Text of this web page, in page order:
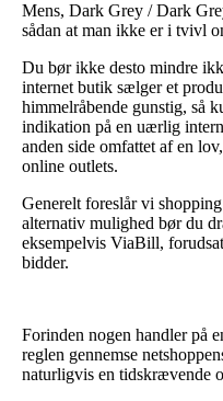
Mens, Dark Grey / Dark
sådan at man ikke er i tvivl
Du bør ikke desto mindre
internet butik sælger et
himmelråbende gunstig, så
indikation på en uærlig
anden side omfattet af en
online outlets.
Generelt foreslår vi
alternativ mulighed bør du
eksempelvis ViaBill,
bidder.
Forinden nogen handler på
reglen gennemse
naturligvis en tidskrævende